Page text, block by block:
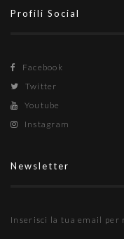
Profili Social
Facebook
Twitter
Youtube
Instagram
Newsletter
Inserisci la tua email per